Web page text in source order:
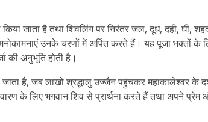
जाता है तथा शिवलिंग पर निरंतर जल, दूध, दही, घी,
उनके चरणों में अर्पित करते हैं। यह पूजा भक्तों के
की अनुभूति होती है।
है, जब लाखों श्रद्धालु उज्जैन पहुंचकर महाकालेश्वर के
के लिए भगवान शिव से प्रार्थना करते हैं तथा अपने प्रेम